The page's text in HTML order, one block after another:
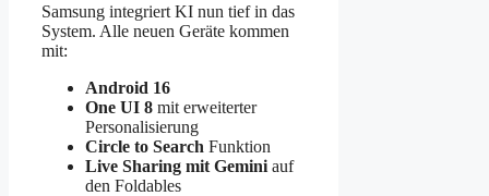
Samsung integriert KI nun tief in das
System. Alle neuen Geräte kommen
mit:
Android 16
One UI 8 mit erweiterter
Personalisierung
Circle to Search Funktion
Live Sharing mit Gemini auf
den Foldables